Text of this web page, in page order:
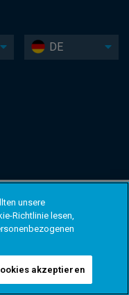
DE
unsere
Richtlinie lesen,
akzeptieren